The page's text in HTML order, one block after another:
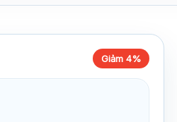
Giảm 4%